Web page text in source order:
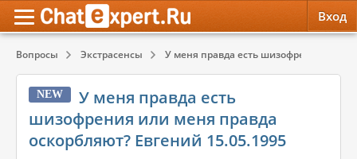
Вход
Вопросы Экстрасенсы У меня правда есть шизофрения или
NEW
У меня правда есть
шизофрения или меня правда
оскорбляют? Евгений 15.05.1995
Психология
Эзотерика
Красота, Здоровье
Психология
Эзотерика
Красота, Здоровье
Обратная связь
Служба поддержки
Правила сервиса